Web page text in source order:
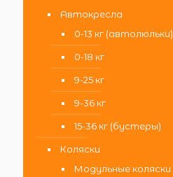
Автокресла
0-13 кг (автолюльки)
0-18 кг
9-25 кг
9-36 кг
15-36 кг (бустеры)
Коляски
Модульные коляски